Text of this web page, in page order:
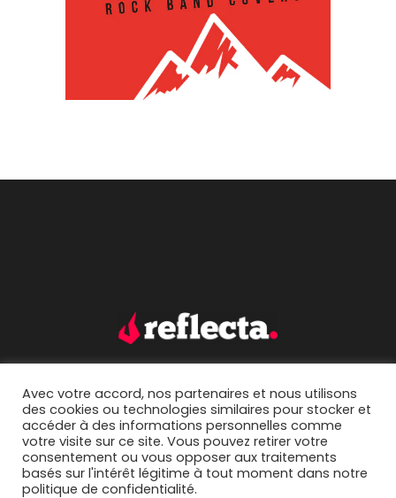
accueil. portfolio.
mentions légales. contact.
Avec votre accord, nos partenaires et nous utilisons
des cookies ou technologies similaires pour stocker et
accéder à des informations personnelles comme
votre visite sur ce site. Vous pouvez retirer votre
consentement ou vous opposer aux traitements
basés sur l'intérêt légitime à tout moment dans notre
politique de confidentialité.